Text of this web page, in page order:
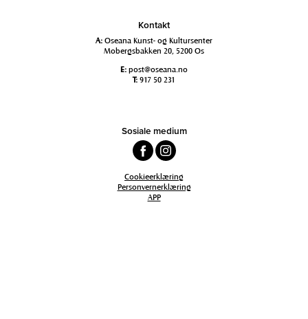
Kontakt
A: Oseana Kunst- og Kultursenter
Mobergsbakken 20, 5200 Os
E: post@oseana.no
T: 917 50 231
Sosiale medium
Cookieerklæring
Personvernerklæring
APP